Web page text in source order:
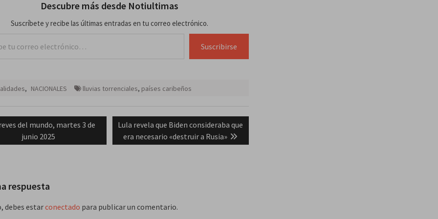
Descubre más desde Notiultimas
Suscríbete y recibe las últimas entradas en tu correo electrónico.
Suscribirse
, NACIONALES lluvias torrenciales, países caribeños
del mundo, martes 3 de
junio 2025
Next
post:
Lula revela que Biden consideraba que
era necesario «destruir a Rusia»
respuesta
debes estarconectado para publicar un comentario.